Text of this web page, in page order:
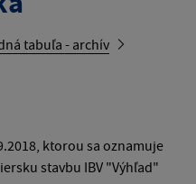
tabuľa - archív
ktorou sa oznamuje
stavbu IBV "Výhľad"